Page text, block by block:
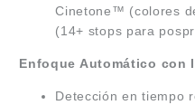
Cinetone™ (colores
(14+ stops para
Enfoque Automático con
Detección en tiempo